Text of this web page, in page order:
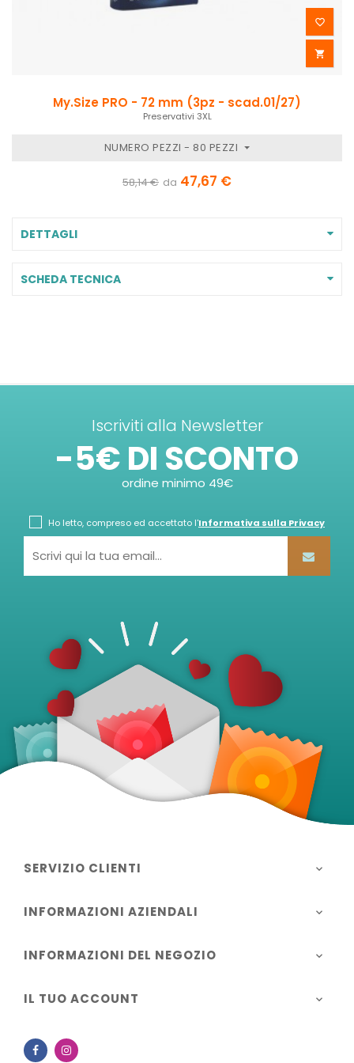


My.Size PRO - 72 mm (3pz - scad.01/27)
Preservativi 3XL
NUMERO PEZZI - 80 PEZZI
58,14 € da 47,67 €
DETTAGLI
SCHEDA TECNICA
Iscriviti alla Newsletter
-5€ DI SCONTO
ordine minimo 49€
Ho letto, compreso ed accettato l'Informativa sulla Privacy
SERVIZIO CLIENTI 
INFORMAZIONI AZIENDALI 
INFORMAZIONI DEL NEGOZIO 
IL TUO ACCOUNT 
Facebook